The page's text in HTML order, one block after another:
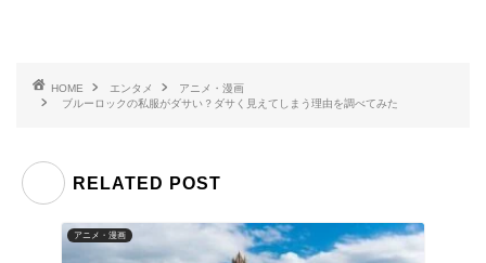
HOME エンタメ
アニメ・漫画
ブルーロックの私服がダサい？ダサく見えてしまう理由を調べてみた
RELATED POST
アニメ・漫画